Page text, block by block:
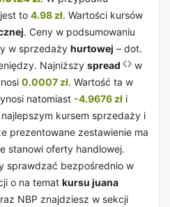
jest to 4.98 zł. Wartości kursów
. Ceny w podsumowaniu
w sprzedaży hurtowej – dot.
Najniższy spread
w
0.0007 zł. Wartość ta w
natomiast -4.9676 zł i
kursem sprzedaży i
prezentowane zestawienie ma
stanowi oferty handlowej.
sprawdzać bezpośrednio w
o na temat kursu juana
NBP znajdziesz w sekcji